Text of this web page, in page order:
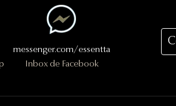
messenger.com/essentta
Inbox de Facebook